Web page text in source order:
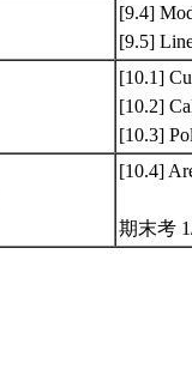
[9.4]
[9.5]
[10.1]
[10.2]
[10.3]
[10.4]
期末考